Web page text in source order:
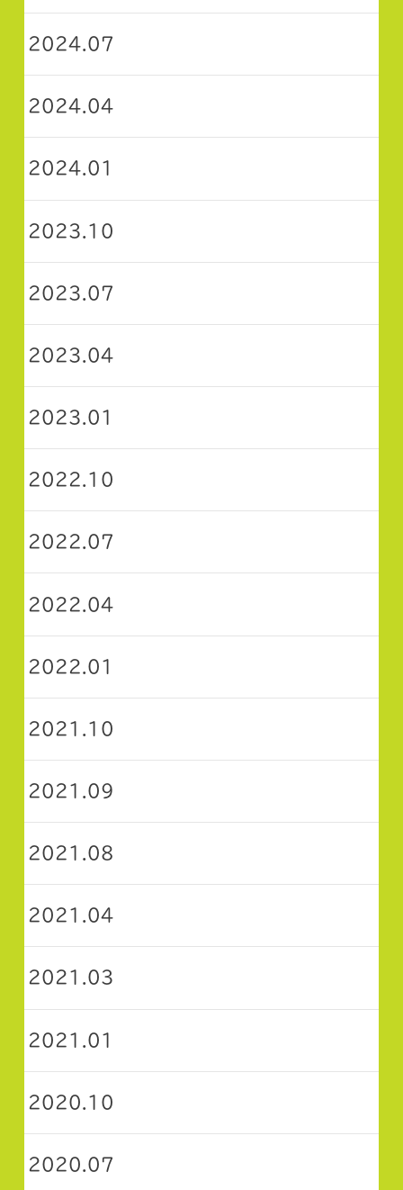
2024.07
2024.04
2024.01
2023.10
2023.07
2023.04
2023.01
2022.10
2022.07
2022.04
2022.01
2021.10
2021.09
2021.08
2021.04
2021.03
2021.01
2020.10
2020.07